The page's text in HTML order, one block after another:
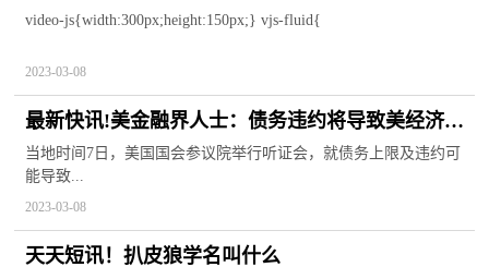
卫生建议受政治影响_天天速读
video-js{width:300px;height:150px;} vjs-fluid{
2023-03-08
最新快讯!美金融界人士：债务违约将导致美经济立
即进入衰退
当地时间7日，美国国会参议院举行听证会，就债务上限及违约可
能导致...
2023-03-08
天天短讯！扒皮狼学名叫什么